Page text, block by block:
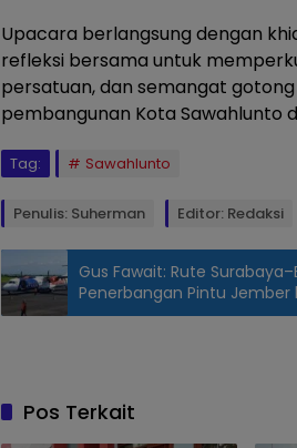
Upacara berlangsung dengan
refleksi bersama untuk
persatuan, dan semangat
pembangunan Kota Sawahlunto
Tag: Sawahlunto
Penulis: Suherman Editor: Redaksi
Putra
Gus Fawait: Rute
Penerbangan Pintu Jember
Pos Terkait